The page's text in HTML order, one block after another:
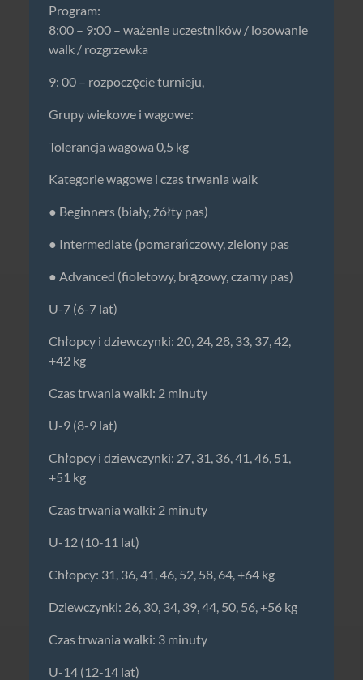
Program:
8:00 – 9:00 – ważenie uczestników / losowanie
walk / rozgrzewka
9: 00 – rozpoczęcie turnieju,
Grupy wiekowe i wagowe:
Tolerancja wagowa 0,5 kg
Kategorie wagowe i czas trwania walk
● Beginners (biały, żółty pas)
● Intermediate (pomarańczowy, zielony pas
● Advanced (fioletowy, brązowy, czarny pas)
U-7 (6-7 lat)
Chłopcy i dziewczynki: 20, 24, 28, 33, 37, 42,
+42 kg
Czas trwania walki: 2 minuty
U-9 (8-9 lat)
Chłopcy i dziewczynki: 27, 31, 36, 41, 46, 51,
+51 kg
Czas trwania walki: 2 minuty
U-12 (10-11 lat)
Chłopcy: 31, 36, 41, 46, 52, 58, 64, +64 kg
Dziewczynki: 26, 30, 34, 39, 44, 50, 56, +56 kg
Czas trwania walki: 3 minuty
U-14 (12-14 lat)